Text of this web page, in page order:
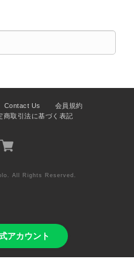
なお品でした」とのお言
、スタッフ一同とても嬉
な点などございました
お気軽にご相談くださ
願いいたします。
Contact Us
会員規約
商取引法に基づく表記
All Rights Reserved.
アカウント